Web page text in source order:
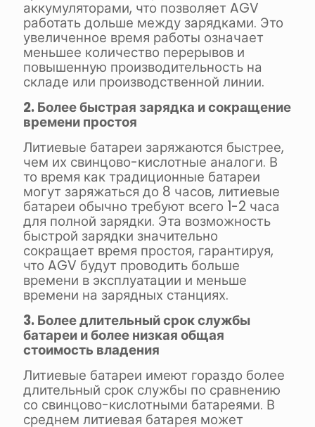
аккумуляторами, что позволяет AGV
работать дольше между зарядками. Это
увеличенное время работы означает
меньшее количество перерывов и
повышенную производительность на
складе или производственной линии.
2. Более быстрая зарядка и сокращение
времени простоя
Литиевые батареи заряжаются быстрее,
чем их свинцово-кислотные аналоги. В
то время как традиционные батареи
могут заряжаться до 8 часов, литиевые
батареи обычно требуют всего 1-2 часа
для полной зарядки. Эта возможность
быстрой зарядки значительно
сокращает время простоя, гарантируя,
что AGV будут проводить больше
времени в эксплуатации и меньше
времени на зарядных станциях.
3. Более длительный срок службы
батареи и более низкая общая
стоимость владения
Литиевые батареи имеют гораздо более
длительный срок службы по сравнению
со свинцово-кислотными батареями. В
среднем литиевая батарея может